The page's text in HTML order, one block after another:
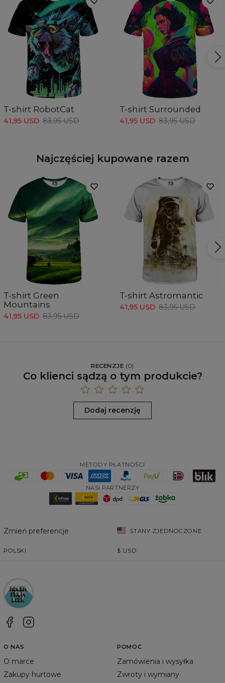
T-shirt RobotCat
41,95 USD 83,95 USD
T-shirt Surrounded
41,95 USD 83,95 USD
Najczęściej kupowane razem
T-shirt Green
Mountains
41,95 USD 83,95 USD
T-shirt Astromantic
41,95 USD 83,95 USD
RECENZJE (0)
Co klienci sądzą o tym produkcie?
Dodaj recenzję
METODY PŁATNOŚCI
NASI PARTNERZY
Zmień preferencje STANY ZJEDNOCZONE
POLSKI $ USD
O NAS
O marce
Zakupy hurtowe
POMOC
Zamówienia i wysyłka
Zwroty i wymiany